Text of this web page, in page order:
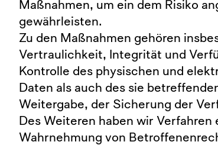
Maßnahmen, um ein dem Risiko
gewährleisten.
Zu den Maßnahmen gehören
Vertraulichkeit, Integrität und
Kontrolle des physischen und
Daten als auch des sie
Weitergabe, der Sicherung der
Des Weiteren haben wir
Wahrnehmung von